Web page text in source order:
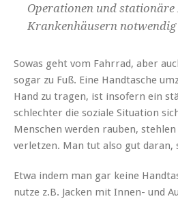
Operationen und stationäre
Krankenhäusern notwendig
Sowas geht vom Fahrrad, aber
sogar zu Fuß. Eine Handtasche
Hand zu tragen, ist insofern ein
schlechter die soziale Situation
Menschen werden rauben,
verletzen. Man tut also gut daran,
Etwa indem man gar keine
nutze z.B. Jacken mit Innen- und